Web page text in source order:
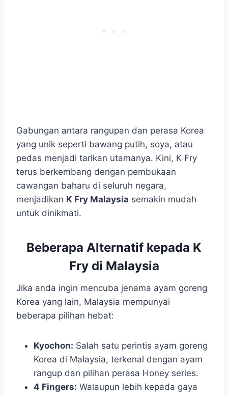
Gabungan antara rangupan dan perasa Korea
yang unik seperti bawang putih, soya, atau
pedas menjadi tarikan utamanya. Kini, K Fry
terus berkembang dengan pembukaan
cawangan baharu di seluruh negara,
menjadikan K Fry Malaysia semakin mudah
untuk dinikmati.
Beberapa Alternatif kepada K
Fry di Malaysia
Jika anda ingin mencuba jenama ayam goreng
Korea yang lain, Malaysia mempunyai
beberapa pilihan hebat:
Kyochon: Salah satu perintis ayam goreng
Korea di Malaysia, terkenal dengan ayam
rangup dan pilihan perasa Honey series.
4 Fingers: Walaupun lebih kepada gaya